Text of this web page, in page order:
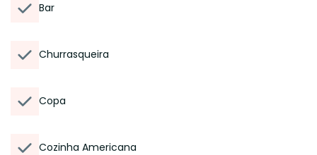
Bar
Churrasqueira
Copa
Cozinha Americana